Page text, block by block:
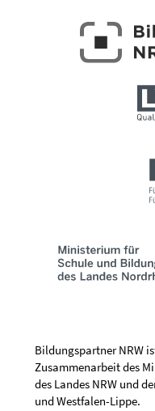
Bildungspartner NRW
Zusammenarbeit des
des Landes NRW und
und Westfalen-Lippe.